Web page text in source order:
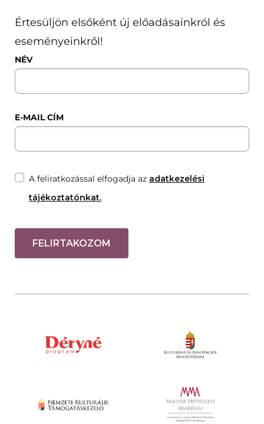
Értesüljön elsőként új előadásainkról és
eseményeinkről!
NÉV
E-MAIL CÍM
A feliratkozással elfogadja az adatkezelési
tájékoztatónkat.
FELIRTAKOZOM